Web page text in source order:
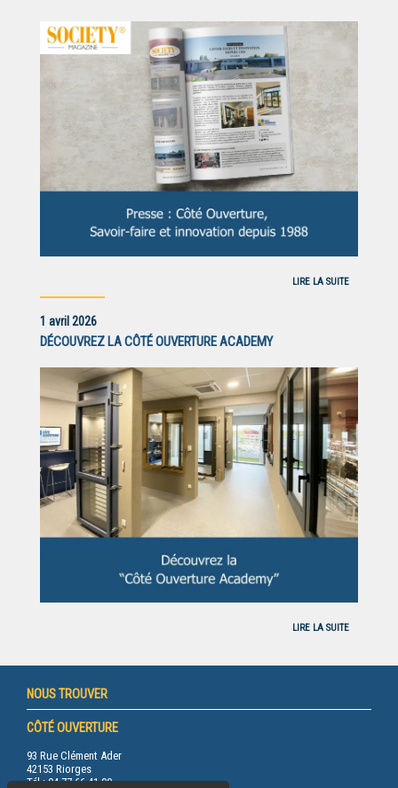
LIRE LA SUITE
1 avril 2026
DÉCOUVREZ LA CÔTÉ OUVERTURE ACADEMY
LIRE LA SUITE
NOUS TROUVER
CÔTÉ OUVERTURE
93 Rue Clément Ader
42153 Riorges
Tél.: 04 77 66 41 00